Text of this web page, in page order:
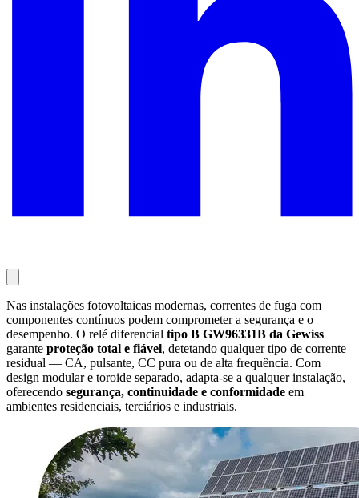
Nas instalações fotovoltaicas modernas, correntes de fuga com
componentes contínuos podem comprometer a segurança e o
desempenho. O relé diferencial tipo B GW96331B da Gewiss
garante proteção total e fiável, detetando qualquer tipo de corrente
residual — CA, pulsante, CC pura ou de alta frequência. Com
design modular e toroide separado, adapta-se a qualquer instalação,
oferecendo segurança, continuidade e conformidade em
ambientes residenciais, terciários e industriais.